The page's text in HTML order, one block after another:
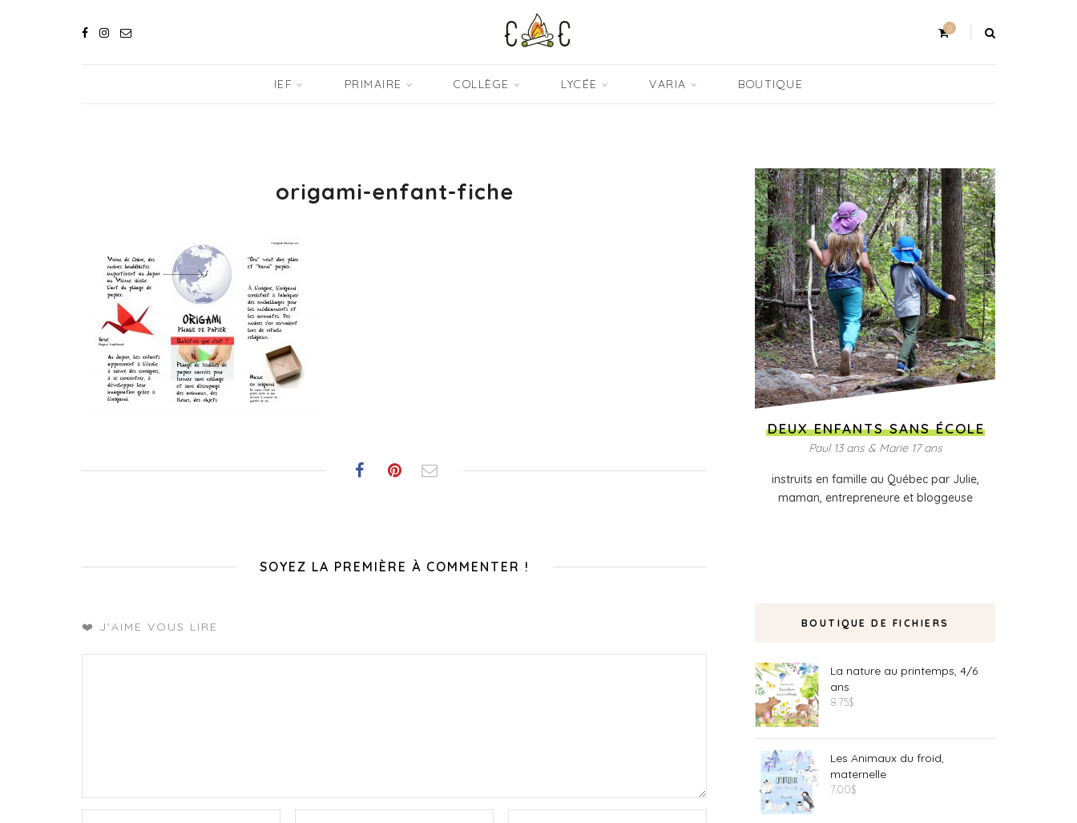
0
IEF PRIMAIRE COLLÈGE LYCÉE VARIA BOUTIQUE
origami-enfant-fiche
SOYEZ LA PREMIÈRE À COMMENTER !
❤️ J'AIME VOUS LIRE
DEUX ENFANTS SANS ÉCOLE
Paul 13 ans & Marie 17 ans
instruits en famille au Québec par Julie,
maman, entrepreneure et bloggeuse
BOUTIQUE DE FICHIERS
La nature au printemps, 4/6
ans
8.75$
Les Animaux du froid,
maternelle
7.00$